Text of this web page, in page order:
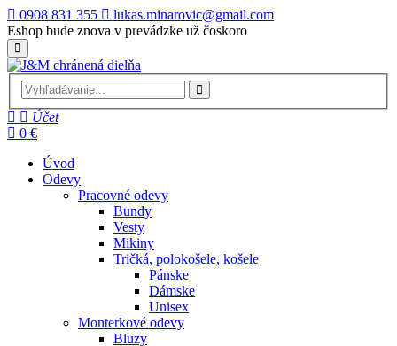
0908 831 355
lukas.minarovic@gmail.com
Eshop bude znova v prevádzke už čoskoro
Účet
0 €
Úvod
Odevy
Pracovné odevy
Bundy
Vesty
Mikiny
Tričká, polokošele, košele
Pánske
Dámske
Unisex
Monterkové odevy
Bluzy